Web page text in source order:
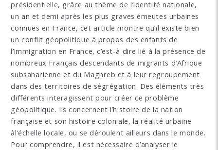
présidentielle, grâce au thème de l’identité nationale,
un an et demi après les plus graves émeutes urbaines
connues en France, cet article montre qu’il existe bien
un conflit géopolitique à propos des enfants de
l’immigration en France, c’est-à dire lié à la présence de
nombreux Français descendants de migrants d’Afrique
subsaharienne et du Maghreb et à leur regroupement
dans des territoires de ségrégation. Des éléments très
différents interagissent pour créer ce problème
géopolitique. Ils concernent l’histoire de la nation
française et son histoire coloniale, la réalité urbaine
àl’échelle locale, ou se déroulent ailleurs dans le monde.
Pour comprendre, il est nécessaire d’analyser le